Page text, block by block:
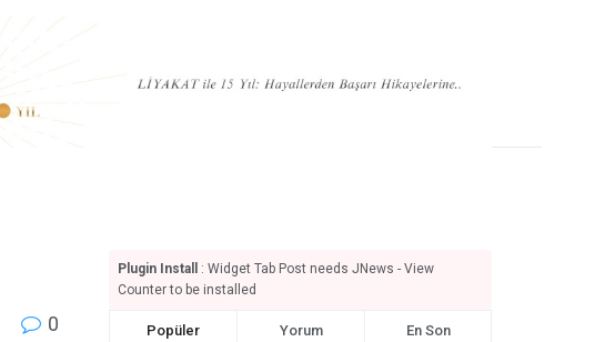
SANAT
0
Plugin Install
: Widget Tab Post needs JNews - View
Counter to be installed
Popüler Yorum En Son